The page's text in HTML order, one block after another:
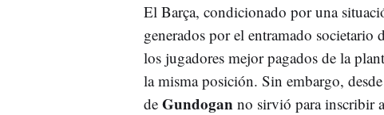
El Barça, condicionado por una
generados por el entramado societario
los jugadores mejor pagados de la
la misma posición. Sin embargo, desde
de Gundogan no sirvió para inscribir